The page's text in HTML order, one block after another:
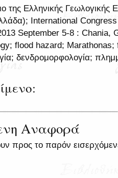
της Ελληνικής Γεωλογικής
International
September 5-8 : Chania,
flood hazard;
δενδρομορφολογία;
Αναφορά
προς το παρόν